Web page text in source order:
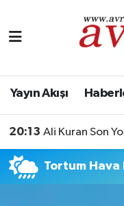
Yayın Akışı
20:13 Ali Kuran Son
Tortum Hava
Yayın Akışı
Haberler
Nöbetçi
Hava Durumu